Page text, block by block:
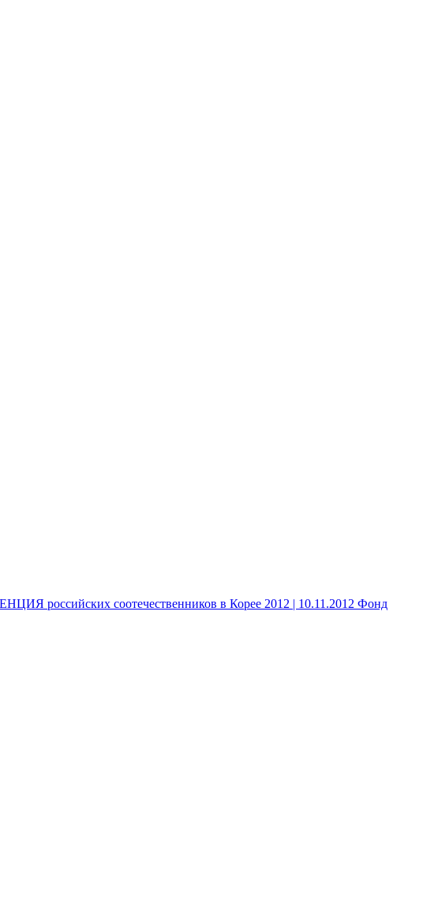
российских соотечественников в Корее 2012 | 10.11.2012 Фонд